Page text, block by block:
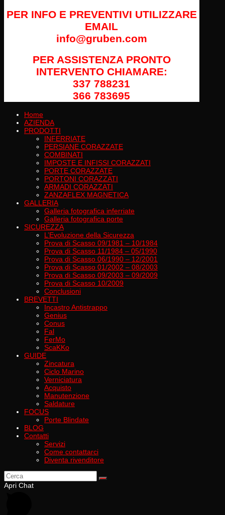
PER INFO E PREVENTIVI UTILIZZARE
EMAIL
info@gruben.com
PER ASSISTENZA PRONTO
INTERVENTO CHIAMARE:
337 788231
366 783695
Home
AZIENDA
PRODOTTI
INFERRIATE
PERSIANE CORAZZATE
COMBINATI
IMPOSTE E INFISSI CORAZZATI
PORTE CORAZZATE
PORTONI CORAZZATI
ARMADI CORAZZATI
ZANZAFLEX MAGNETICA
GALLERIA
Galleria fotografica inferriate
Galleria fotografica porte
SICUREZZA
L’Evoluzione della Sicurezza
Prova di Scasso 09/1981 – 10/1984
Prova di Scasso 11/1984 – 05/1990
Prova di Scasso 06/1990 – 12/2001
Prova di Scasso 01/2002 – 08/2003
Prova di Scasso 09/2003 – 09/2009
Prova di Scasso 10/2009
Conclusioni
BREVETTI
Incastro Antistrappo
Genius
Conus
Fal
FerMo
ScaKKo
GUIDE
Zincatura
Ciclo Marino
Verniciatura
Acquisto
Manutenzione
Saldature
FOCUS
Porte Blindate
BLOG
Contatti
Servizi
Come contattarci
Diventa rivenditore
Apri Chat